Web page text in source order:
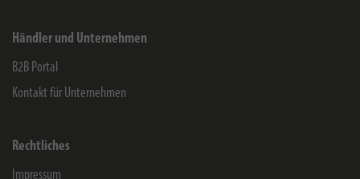
Händler und Unternehmen
B2B Portal
Kontakt für Unternehmen
Rechtliches
Impressum